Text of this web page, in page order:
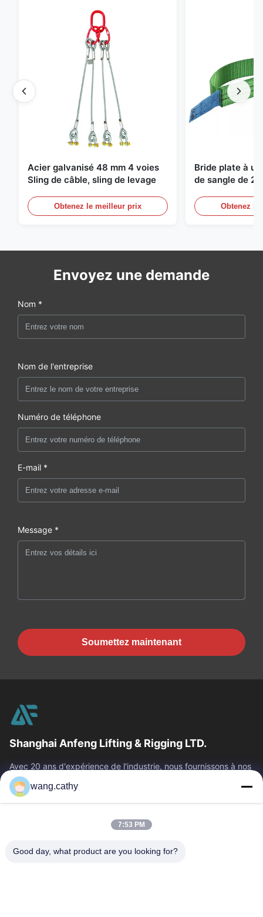
Acier galvanisé 48 mm 4 voies
Sling de câble, sling de levage
Obtenez le meilleur prix
Bride plate à
de sangle de 2
Obtenez
Envoyez une demande
Nom *
Nom de l'entreprise
Numéro de téléphone
E-mail *
Message *
Soumettez maintenant
Shanghai Anfeng Lifting & Rigging LTD.
Avec 20 ans d'expérience de l'industrie, nous fournissons à nos
clients les produits de la meilleure qualité de levage et de
calage et les...
Liens Rapides
Produits
Vidéos
Au Sujet De Nous
wang.cathy
7:53 PM
Good day, what product are you looking for?